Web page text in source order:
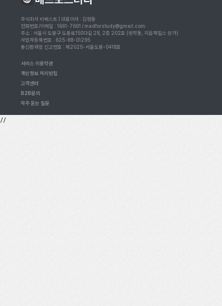
주식회사 비베스트 | 대표이사 : 김정동
전화번호/이메일 : 1661-7661 / madforstudy@gmail.com
주소 : 서울시 도봉구 도봉로150다길 28, 2층 202호 (방학동, 지음재힐스 상가)
사업자등록번호 : 625-88-01295
통신판매업 신고번호 : 제2025-서울도봉-0418호
서비스 이용약관
개인정보 처리방침
고객센터
B2B문의
자주 묻는 질문
//